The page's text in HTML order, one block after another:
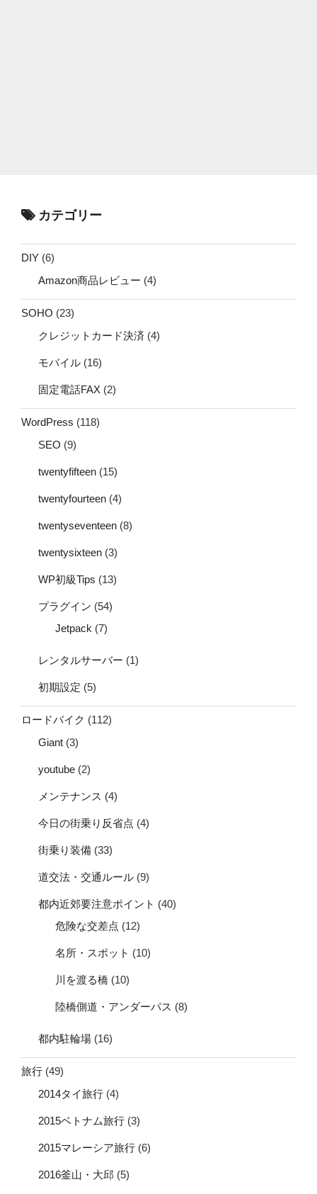
カテゴリー
DIY (6)
Amazon商品レビュー (4)
SOHO (23)
クレジットカード決済 (4)
モバイル (16)
固定電話FAX (2)
WordPress (118)
SEO (9)
twentyfifteen (15)
twentyfourteen (4)
twentyseventeen (8)
twentysixteen (3)
WP初級Tips (13)
プラグイン (54)
Jetpack (7)
レンタルサーバー (1)
初期設定 (5)
ロードバイク (112)
Giant (3)
youtube (2)
メンテナンス (4)
今日の街乗り反省点 (4)
街乗り装備 (33)
道交法・交通ルール (9)
都内近郊要注意ポイント (40)
危険な交差点 (12)
名所・スポット (10)
川を渡る橋 (10)
陸橋側道・アンダーパス (8)
都内駐輪場 (16)
旅行 (49)
2014タイ旅行 (4)
2015ベトナム旅行 (3)
2015マレーシア旅行 (6)
2016釜山・大邱 (5)